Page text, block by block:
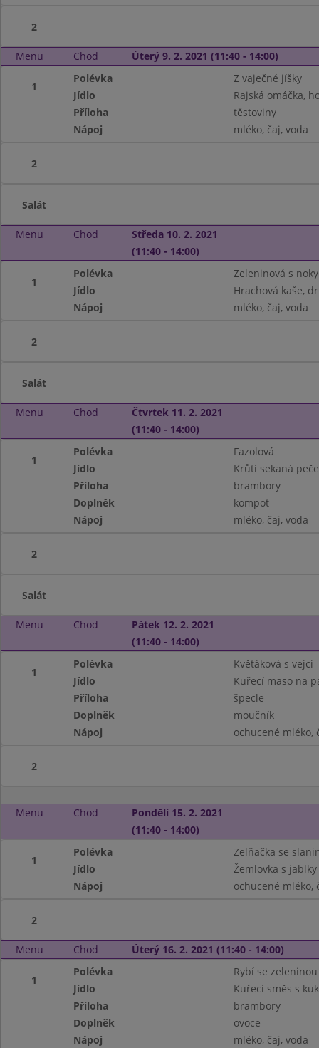
2
Menu Chod Úterý 9. 2. 2021 (11:40 - 14:00)
1
Polévka
Z vaječné jíšky
Jídlo
Rajská omáčka,
Příloha
těstoviny
Nápoj
mléko, čaj, voda
2
Salát
Menu Chod
Středa 10. 2. 2021
(11:40 - 14:00)
1
Polévka
Zeleninová s noky
Jídlo
Hrachová kaše,
Nápoj
mléko, čaj, voda
2
Salát
Menu Chod
Čtvrtek 11. 2. 2021
(11:40 - 14:00)
1
Polévka
Fazolová
Jídlo
Krůtí sekaná
Příloha
brambory
Doplněk
kompot
Nápoj
mléko, čaj, voda
2
Salát
Menu Chod
Pátek 12. 2. 2021
(11:40 - 14:00)
1
Polévka
Květáková s vejci
Jídlo
Kuřecí maso na
Příloha
špecle
Doplněk
moučník
Nápoj
ochucené mléko,
2
Menu Chod
Pondělí 15. 2. 2021
(11:40 - 14:00)
1
Polévka
Zelňačka se
Jídlo
Žemlovka s
Nápoj
ochucené mléko,
2
Menu Chod Úterý 16. 2. 2021 (11:40 - 14:00)
1
Polévka
Rybí se zeleninou
Jídlo
Kuřecí směs s
Příloha
brambory
Doplněk
ovoce
Nápoj
mléko, čaj, voda